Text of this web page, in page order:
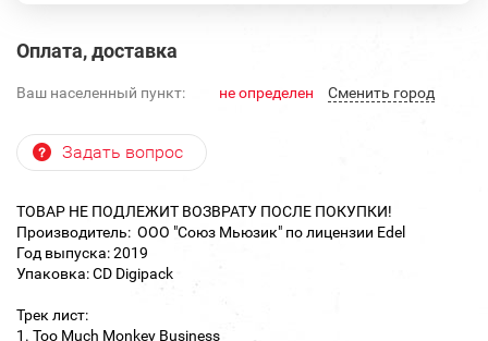
Оплата, доставка
Ваш населенный пункт: не определен Cменить город
Задать вопрос
ТОВАР НЕ ПОДЛЕЖИТ ВОЗВРАТУ ПОСЛЕ ПОКУПКИ!
Производитель: ООО "Союз Мьюзик" по лицензии Edel
Год выпуска: 2019
Упаковка: CD Digipack
Трек лист:
1. Too Much Monkey Business